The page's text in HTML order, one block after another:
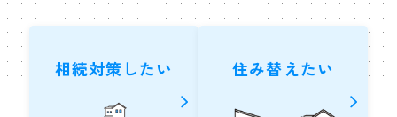
相続対策したい 住み替えたい